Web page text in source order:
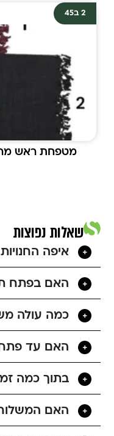
2 ב45
מטפחת ראש
שאלות נפוצות
איפה
האם בפתח
כמה עולה
האם עד
בתוך כמה
האם